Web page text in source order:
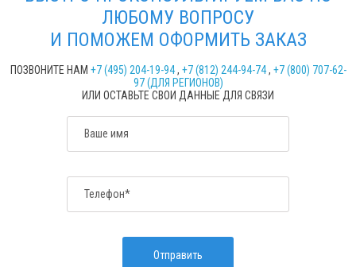
ЛЮБОМУ ВОПРОСУ
И ПОМОЖЕМ ОФОРМИТЬ ЗАКАЗ
ПОЗВОНИТЕ НАМ +7 (495) 204-19-94, +7 (812) 244-94-74, +7 (800) 707-62-
97 (ДЛЯ РЕГИОНОВ)
ИЛИ ОСТАВЬТЕ СВОИ ДАННЫЕ ДЛЯ СВЯЗИ
Ваше имя
Телефон*
Отправить